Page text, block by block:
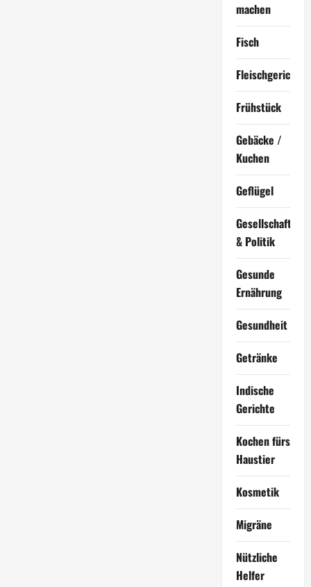
machen
Fisch
Fleischgerichte
Frühstück
Gebäcke /
Kuchen
Geflügel
Gesellschaft
& Politik
Gesunde
Ernährung
Gesundheit
Getränke
Indische
Gerichte
Kochen fürs
Haustier
Kosmetik
Migräne
Nützliche
Helfer